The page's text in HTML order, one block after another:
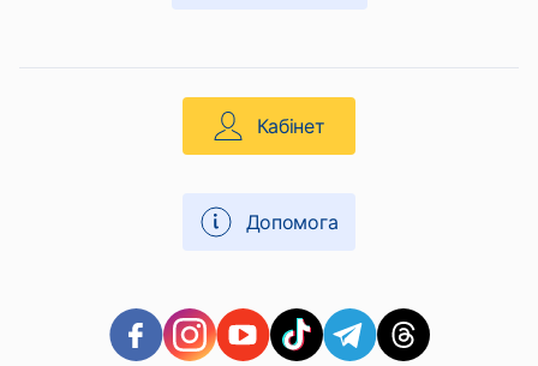
Кабінет
Допомога